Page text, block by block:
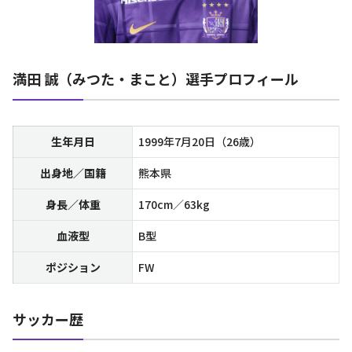
満田 誠（みつた・まこと）選手プロフィール
生年月日
1999年7月20日（26歳）
出身地／国籍
熊本県
身長／体重
170cm／63kg
血液型
B型
ポジション
FW
サッカー歴